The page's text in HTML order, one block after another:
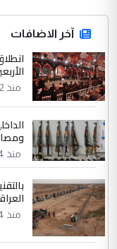
التعليق :
للوزاره ولا
الاستماع
الموضوع :
العام في بغداد
سردار
التعليق :
جنسية الرافد
ابا فرات ...
الموضوع :
مضجعيك يابن
آخر الاضافات
منذ 2 ساعة
منذ 4 ساعة
منذ 4 ساعة